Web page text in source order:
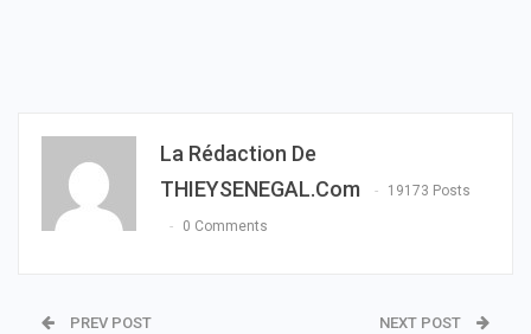
La Rédaction De
THIEYSENEGAL.com
19173 Posts
0 Comments
PREV POST NEXT POST